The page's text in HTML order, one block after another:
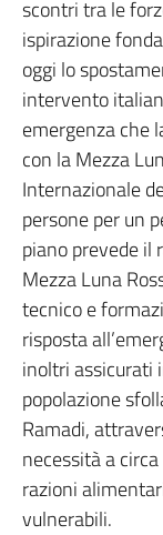
scontri tra le
ispirazione
oggi lo
intervento
emergenza che
con la Mezza
Internazionale
persone per un
piano prevede il
Mezza Luna
tecnico e
risposta
inoltri assicurati
popolazione
Ramadi,
necessità a
razioni
vulnerabili.